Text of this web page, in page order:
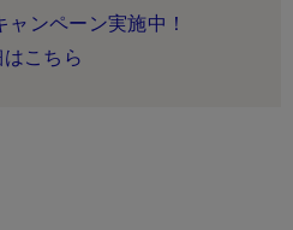
ンペーン実施中！
こちら